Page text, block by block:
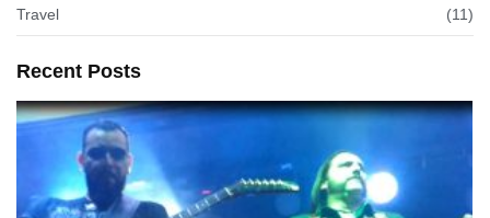
Travel (11)
Recent Posts